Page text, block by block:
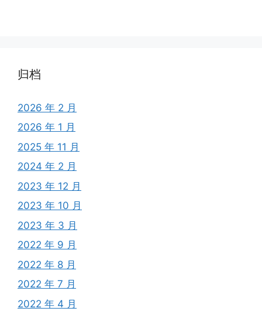
归档
2026 年 2 月
2026 年 1 月
2025 年 11 月
2024 年 2 月
2023 年 12 月
2023 年 10 月
2023 年 3 月
2022 年 9 月
2022 年 8 月
2022 年 7 月
2022 年 4 月